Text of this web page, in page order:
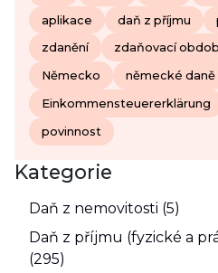
aplikace daň z příjmu
zdanění zdaňovací
Německo německé daně
Einkommensteuererklärung
povinnost
Kategorie
Daň z nemovitosti (5)
Daň z příjmu (fyzické a
(295)